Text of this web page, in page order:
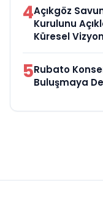
4Açıkgöz
Kurulunu
Küresel
5Rubato
Buluşmaya